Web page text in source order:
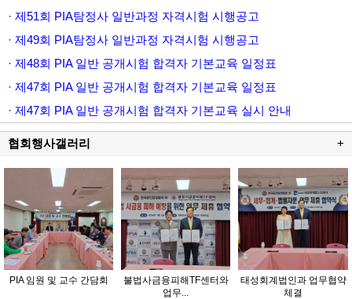
· 제51회 PIA탐정사 일반과정 자격시험 시행공고
· 제49회 PIA탐정사 일반과정 자격시험 시행공고
· 제48회 PIA 일반 공개시험 합격자 기본교육 일정표
· 제47회 PIA 일반 공개시험 합격자 기본교육 일정표
· 제47회 PIA 일반 공개시험 합격자 기본교육 실시 안내
협회행사갤러리 +
PIA 임원 및 교수 간담회
불법사금융피해TF센터와
업무...
태성회계법인과 업무협약
체결